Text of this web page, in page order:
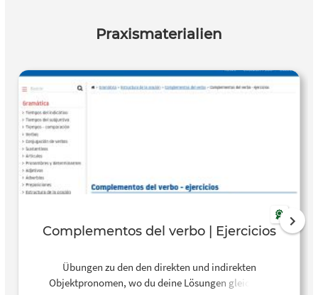
Praxismaterialien
Complementos del verbo | Ejercicios
Übungen zu den den direkten und indirekten
Objektpronomen, wo du deine Lösungen gleich im